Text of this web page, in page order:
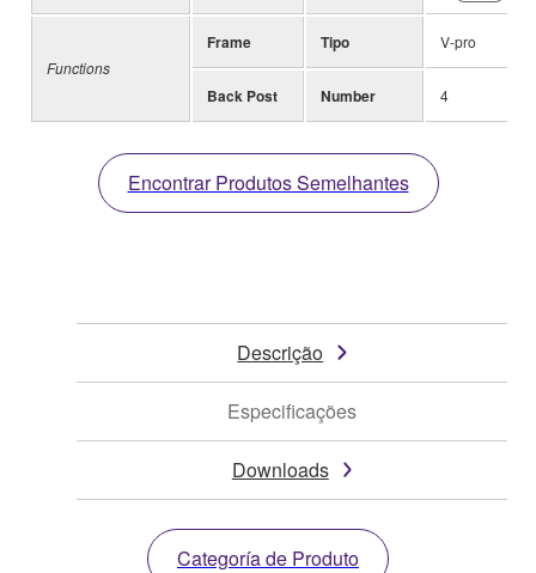
Functions
Frame Tipo V-pro
Back Post Number 4
Encontrar Produtos Semelhantes
Descrição
Especificações
Downloads
Categoría de Produto